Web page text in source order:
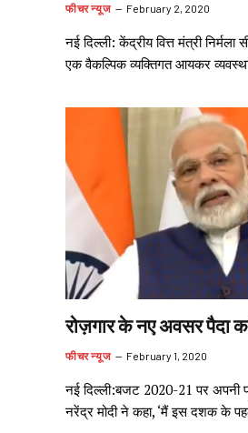
फीचर न्यूज February 2, 2020
नई दिल्ली: केंद्रीय वित्त मंत्री
एक वैकल्पिक व्यक्तिगत आयकर
रोज़गार के नए अवसर पैदा
फीचर न्यूज February 1, 2020
नई दिल्ली:बजट 2020-21 पर अपनी
नरेंद्र मोदी ने कहा, ‘मैं इस दशक के